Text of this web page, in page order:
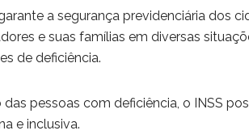
a segurança previdenciária dos
e suas famílias em diversas
de deficiência.
das pessoas com deficiência, o INSS
e inclusiva.